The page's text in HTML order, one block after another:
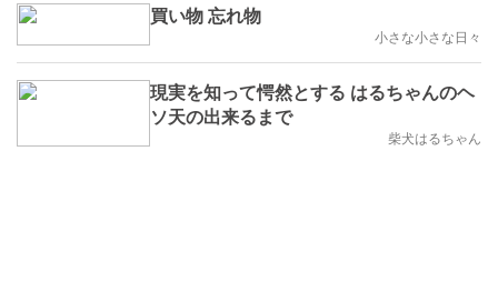
買い物 忘れ物
小さな小さな日々
現実を知って愕然とする はるちゃんのヘ
ソ天の出来るまで
柴犬はるちゃん